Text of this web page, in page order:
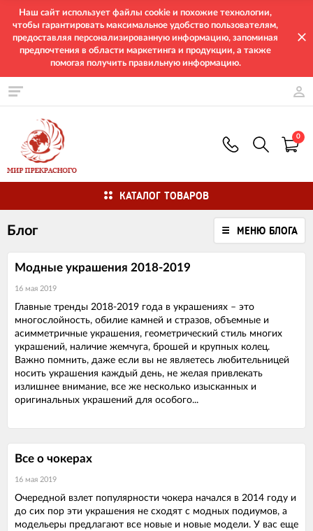
Наш сайт использует файлы cookie и похожие технологии,
чтобы гарантировать максимальное удобство пользователям,
предоставляя персонализированную информацию, запоминая
предпочтения в области маркетинга и продукции, а также
помогая получить правильную информацию.
0
КАТАЛОГ ТОВАРОВ
МЕНЮ БЛОГА
Блог
Модные украшения 2018-2019
16 мая 2019
Главные тренды 2018-2019 года в украшениях – это
многослойность, обилие камней и стразов, объемные и
асимметричные украшения, геометрический стиль многих
украшений, наличие жемчуга, брошей и крупных колец.
Важно помнить, даже если вы не являетесь любительницей
носить украшения каждый день, не желая привлекать
излишнее внимание, все же несколько изысканных и
оригинальных украшений для особого...
Все о чокерах
16 мая 2019
Очередной взлет популярности чокера начался в 2014 году и
до сих пор эти украшения не сходят с модных подиумов, а
модельеры предлагают все новые и новые модели. У вас еще